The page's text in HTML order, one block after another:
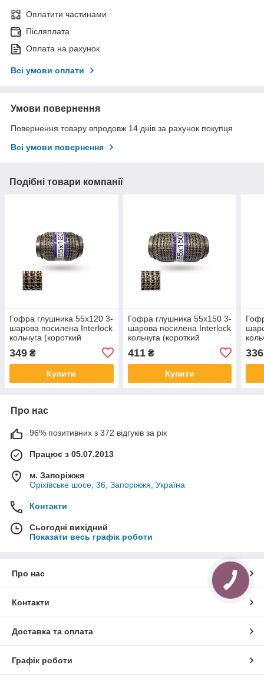
Оплатити частинами
Післяплата
Оплата на рахунок
Всі умови оплати
Умови повернення
Повернення товару впродовж 14 днів за рахунок покупця
Всі умови повернення
Подібні товари компанії
Гофра глушника 55x120 3-
шарова посилена Interlock
кольчуга (короткий
EuroEx
349 ₴
Купити
Гофра глушника 55x150 3-
шарова посилена Interlock
кольчуга (короткий
EuroEx
411₴
Купити
336
Про нас
96% позитивних з 372 відгуків за рік
Працює з 05.07.2013
м. Запоріжжя
Оріхівське шосе, 36, Запоріжжя, Україна
Контакти
Сьогодні вихідний
Показати весь графік роботи
Про нас
Контакти
Доставка та оплата
Графік роботи